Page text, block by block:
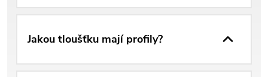
Jakou tloušťku mají profily?